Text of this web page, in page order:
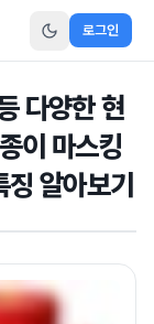
로그인
다양한 현
이 마스킹
알아보기